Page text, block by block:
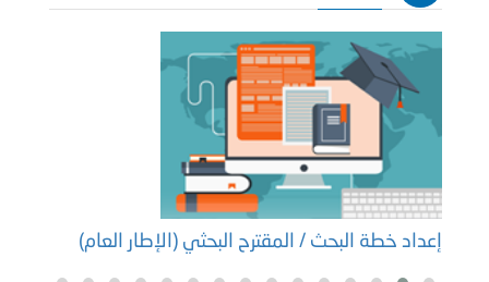
إعداد خطة البحث / المقترح البحثي (الإطار العام)